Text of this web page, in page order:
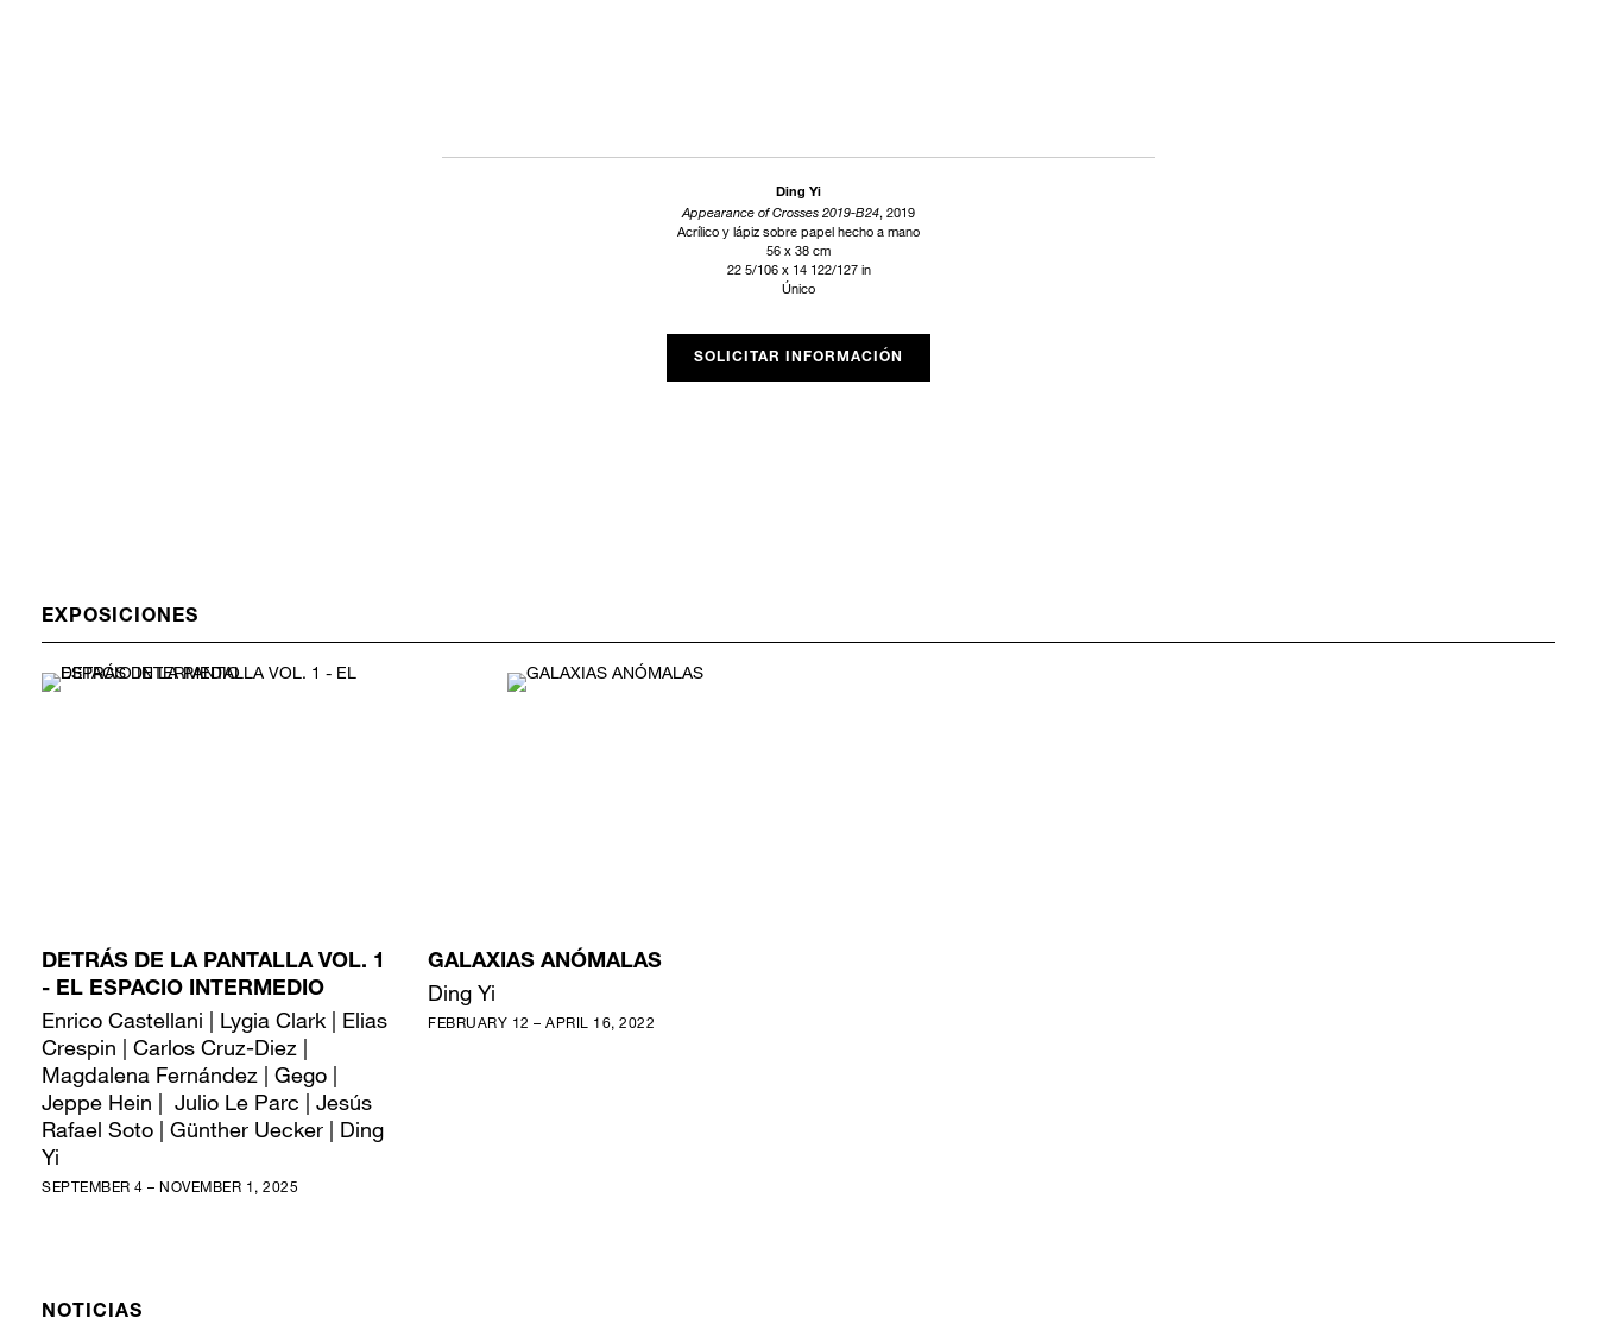
Ding Yi
Appearance of Crosses 2019-B24, 2019
Acrílico y lápiz sobre papel hecho a mano
56 x 38 cm
22 5/106 x 14 122/127 in
Único
SOLICITAR INFORMACIÓN
EXPOSICIONES
DETRÁS DE LA PANTALLA VOL. 1
- EL ESPACIO INTERMEDIO
Enrico Castellani | Lygia Clark | Elias
Crespin | Carlos Cruz-Diez |
Magdalena Fernández | Gego |
Jeppe Hein | Julio Le Parc | Jesús
Rafael Soto | Günther Uecker | Ding
Yi
SEPTEMBER 4 – NOVEMBER 1, 2025
GALAXIAS ANÓMALAS
Ding Yi
FEBRUARY 12 – APRIL 16, 2022
NOTICIAS